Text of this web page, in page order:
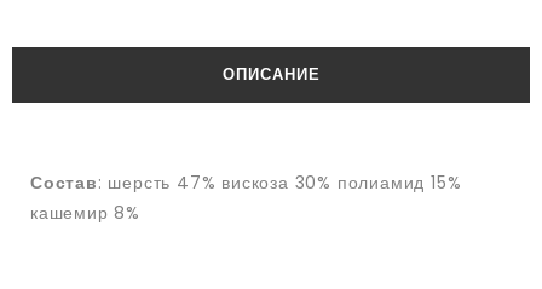
ОПИСАНИЕ
Состав: шерсть 47% вискоза 30% полиамид 15%
кашемир 8%